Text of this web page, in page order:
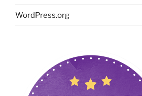
WordPress.org